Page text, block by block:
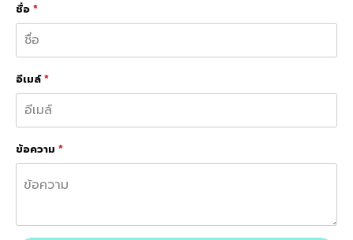
ชื่อ *
อีเมล์*
ข้อความ *